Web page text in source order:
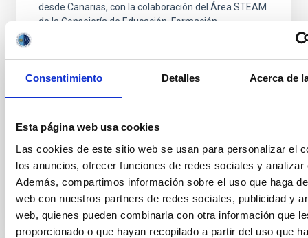
Consentimiento Detalles Acerca de
Esta página web usa cookies
Las cookies de este sitio web se usan para personalizar el
los anuncios, ofrecer funciones de redes sociales y analizar
Además, compartimos información sobre el uso que haga
web con nuestros partners de redes sociales, publicidad y
web, quienes pueden combinarla con otra información que
proporcionado o que hayan recopilado a partir del uso que
desde Canarias, con la colaboración del Área STEAM
de la Consejería de Educación, Formación
Canarias. Con varias ediciones consolidadas en Italia,
vocaciones y celebrar la mejor literatura de
divulgación en
Fecha de publicación 26/11/2025 - 11:18:44